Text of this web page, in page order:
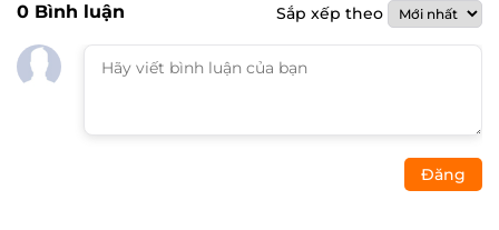
0 Bình luận Sắp xếp theo
Đăng